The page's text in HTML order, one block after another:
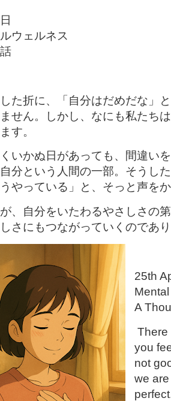
ウェルネス
た折に、「自分はだめだな」
せん。しかし、なにも私たち
す。
いかぬ日があっても、間違い
分という人間の一部。そうし
やっている」と、そっと声を
、自分をいたわるやさしさの
さにもつながっていくのであ
25th
A
There
you
not
we